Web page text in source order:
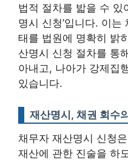
법적 절차를 밟을 수 있
명시 신청’입니다. 이
태를 법원에 명확히 밝
산명시 신청 절차를 통
아내고, 나아가 강제집
있습니다.
재산명시, 채권 회수
채무자 재산명시 신청
재산에 관한 진술을 하